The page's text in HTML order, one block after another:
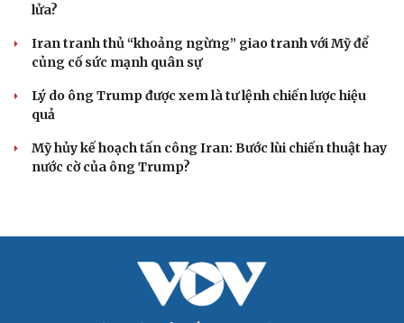
lửa?
Iran tranh thủ “khoảng ngừng” giao tranh với Mỹ để
củng cố sức mạnh quân sự
Lý do ông Trump được xem là tư lệnh chiến lược hiệu
quả
Mỹ hủy kế hoạch tấn công Iran: Bước lùi chiến thuật hay
nước cờ của ông Trump?